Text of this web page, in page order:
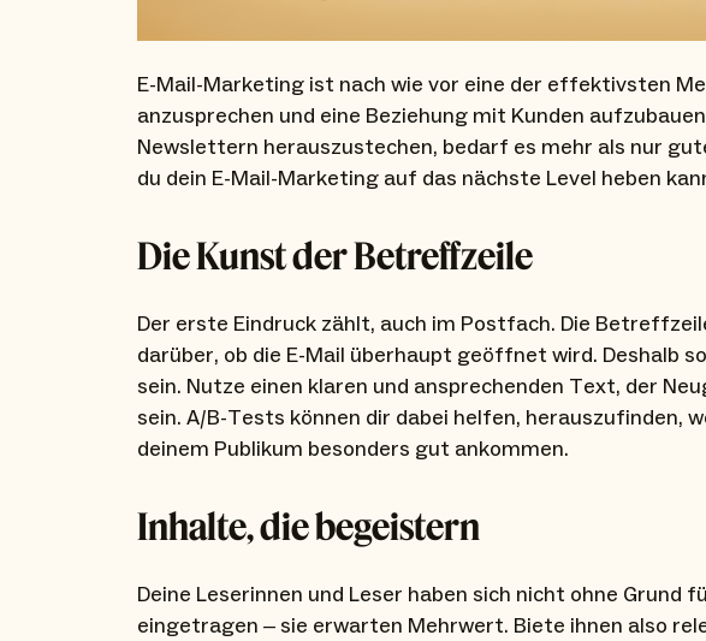
E-Mail-Marketing ist nach wie vor eine der effektivsten
anzusprechen und eine Beziehung mit Kunden
Newslettern herauszustechen, bedarf es mehr als nur
du dein E-Mail-Marketing auf das nächste Level heben
Die Kunst der Betreffzeile
Der erste Eindruck zählt, auch im Postfach. Die
darüber, ob die E-Mail überhaupt geöffnet wird. Deshalb
sein. Nutze einen klaren und ansprechenden Text, der
sein. A/B-Tests können dir dabei helfen, herauszufinden,
deinem Publikum besonders gut ankommen.
Inhalte, die begeistern
Deine Leserinnen und Leser haben sich nicht ohne Grund
eingetragen – sie erwarten Mehrwert. Biete ihnen also